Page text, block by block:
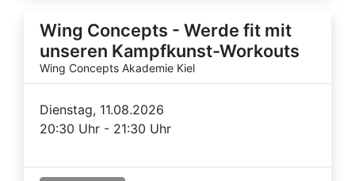
Wing Concepts - Werde fit mit
unseren Kampfkunst-Workouts
Wing Concepts Akademie Kiel
Dienstag, 11.08.2026
20:30 Uhr - 21:30 Uhr